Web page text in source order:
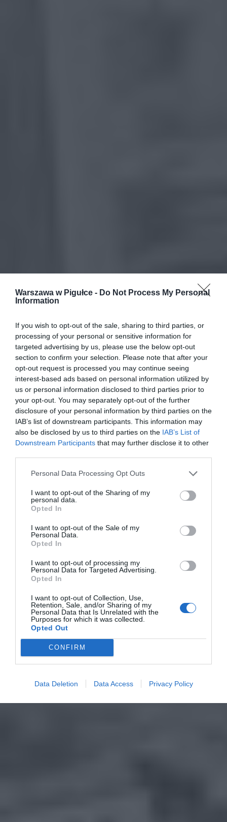
Warszawa w Pigułce - Do Not Process My Personal
Information
If you wish to opt-out of the sale, sharing to third parties, or
processing of your personal or sensitive information for
targeted advertising by us, please use the below opt-out
section to confirm your selection. Please note that after your
opt-out request is processed you may continue seeing
interest-based ads based on personal information utilized by
us or personal information disclosed to third parties prior to
your opt-out. You may separately opt-out of the further
disclosure of your personal information by third parties on the
IAB’s list of downstream participants. This information may
also be disclosed by us to third parties on the IAB’s List of
Downstream Participants that may further disclose it to other
Personal Data Processing Opt Outs
I want to opt-out of the Sharing of my
personal data.
Opted In
I want to opt-out of the Sale of my
Personal Data.
Opted In
I want to opt-out of processing my
Personal Data for Targeted Advertising.
Opted In
I want to opt-out of Collection, Use,
Retention, Sale, and/or Sharing of my
Personal Data that Is Unrelated with the
Purposes for which it was collected.
Opted Out
CONFIRM
Data Deletion Data Access Privacy Policy